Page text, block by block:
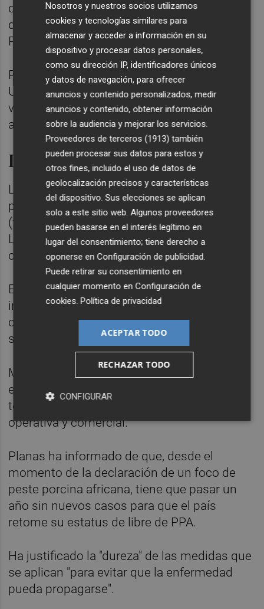
que el país asiático acepta la regionalización
de las compras de porcino ante casos de
PPA.
Por otro lado, también ha incidido en que la
Unión Europea (UE) -a la que se exporta por
valor superior a los 5.000 millones/año- sí
acepta dicha regionalización.
Investigación en marcha
Las autoridades aún no conocen qué ha
podido pasar para que esos dos jabalíes
(falta la confirmación por parte del
Laboratorio Central de Veterinaria de otros
cuatro casos) se infectasen de PPA.
El ministro ha asegurado que la
investigación está en marcha y que se
comunicará lo que ha ocurrido en cuanto se
sepa.
Mientras tanto, las 39 explotaciones que
están dentro del radio de 20 kilómetros en
torno a los focos verán restringida su labor
operativa y comercial.
Planas ha informado de que, desde el
momento de la declaración de un foco de
peste porcina africana, tiene que pasar un
año sin nuevos casos para que el país
retome su estatus de libre de PPA.
Ha justificado la "dureza" de las medidas que
se aplican "para evitar que la enfermedad
pueda propagarse".
Nosotros y nuestros socios utilizamos
cookies y tecnologías similares para
almacenar y acceder a información en su
dispositivo y procesar datos personales,
como su dirección IP, identificadores únicos
y datos de navegación, para ofrecer
anuncios y contenido personalizados, medir
anuncios y contenido, obtener información
sobre la audiencia y mejorar los servicios.
Proveedores de terceros (1913) también
pueden procesar sus datos para estos y
otros fines, incluido el uso de datos de
geolocalización precisos y características
del dispositivo. Sus elecciones se aplican
solo a este sitio web. Algunos proveedores
pueden basarse en el interés legítimo en
lugar del consentimiento; tiene derecho a
oponerse enConfiguración de publicidad.
Puede retirar su consentimiento en
cualquier momento enConfiguración de
cookies.Política de privacidad
ACEPTAR TODO
RECHAZAR TODO
CONFIGURAR